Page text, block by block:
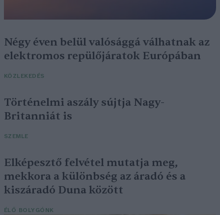
Négy éven belül valósággá válhatnak az
elektromos repülőjáratok Európában
KÖZLEKEDÉS
Történelmi aszály sújtja Nagy-
Britanniát is
SZEMLE
Elképesztő felvétel mutatja meg,
mekkora a különbség az áradó és a
kiszáradó Duna között
ÉLŐ BOLYGÓNK